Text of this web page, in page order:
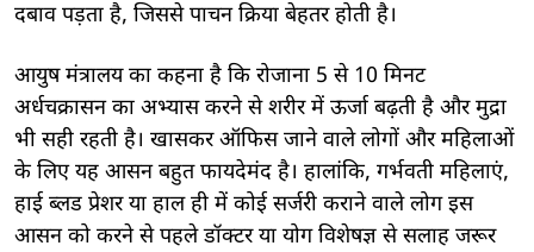
दबाव पड़ता है, जिससे पाचन क्रिया बेहतर होती है।
आयुष मंत्रालय का कहना है कि रोजाना 5 से 10 मिनट
अर्धचक्रासन का अभ्यास करने से शरीर में ऊर्जा बढ़ती है और मुद्रा
भी सही रहती है। खासकर ऑफिस जाने वाले लोगों और महिलाओं
के लिए यह आसन बहुत फायदेमंद है। हालांकि, गर्भवती महिलाएं,
हाई ब्लड प्रेशर या हाल ही में कोई सर्जरी कराने वाले लोग इस
आसन को करने से पहले डॉक्टर या योग विशेषज्ञ से सलाह जरूर